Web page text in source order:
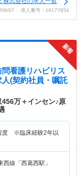
08/07 求人番号：10177854
看護リハビリス
(契約社員・嘱託
456万＋インセン♪原
度 ※臨床経験2年以
西線「西葛西駅」